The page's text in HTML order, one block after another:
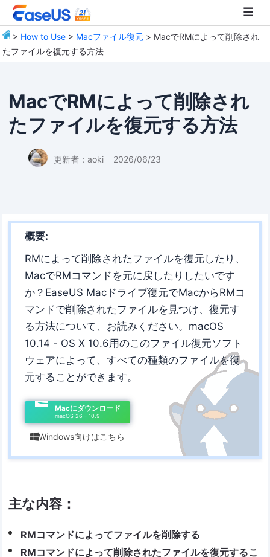
> How to Use > Macファイル復元 > MacでRMによって削除され
たファイルを復元する方法
MacでRMによって削除され
たファイルを復元する方法
更新者： aoki 2026/06/23
概要:
RMによって削除されたファイルを復元したり、
MacでRMコマンドを元に戻したりしたいです
か？EaseUS Macドライブ復元でMacからRMコ
マンドで削除されたファイルを見つけ、復元す
る方法について、お読みください。macOS
10.14 - OS X 10.6用のこのファイル復元ソフト
ウェアによって、すべての種類のファイルを復
元することができます。
Macにダウンロード
macOS 26 - 10.9
Windows向けはこちら
主な内容：
RMコマンドによってファイルを削除する
RMコマンドによって削除されたファイルを復元するこ